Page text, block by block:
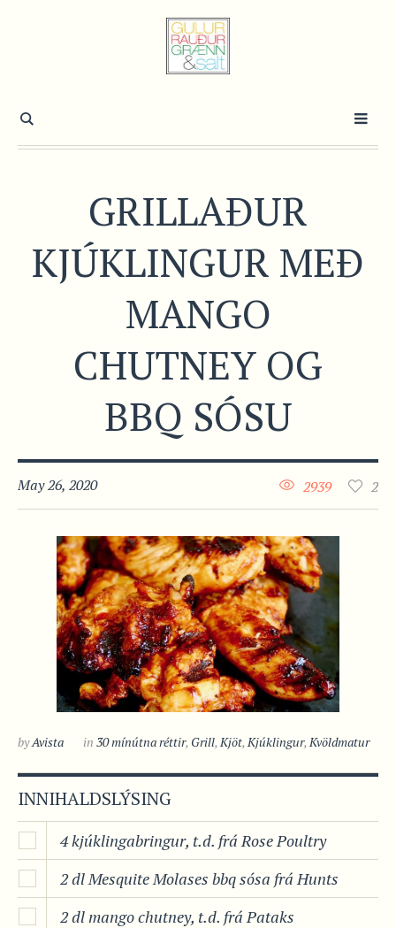
GRILLAÐUR
KJÚKLINGUR MEÐ
MANGO
CHUTNEY OG
BBQ SÓSU
May 26, 2020 2
2939
byAvista in 30 mínútna réttir, Grill,Kjöt,Kjúklingur,Kvöldmatur
INNIHALDSLÝSING
4 kjúklingabringur, t.d. frá Rose Poultry
2 dl Mesquite Molases bbq sósa frá Hunts
2 dl mango chutney, t.d. frá Pataks